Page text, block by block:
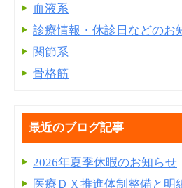
血液系
診療情報・休診日などのお
関節系
骨格筋
最近のブログ記事
2026年夏季休暇のお知らせ
医療ＤＸ推進体制整備と明